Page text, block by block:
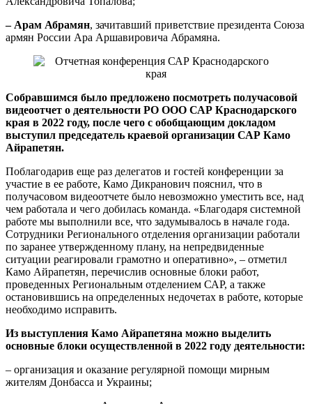
– Арам Абрамян, зачитавший приветствие президента Союза
армян России Ара Аршавировича Абрамяна.
Собравшимся было предложено посмотреть получасовой
видеоотчет о деятельности РО ООО САР Краснодарского
края в 2022 году, после чего с обобщающим докладом
выступил председатель краевой организации САР Камо
Айрапетян.
Поблагодарив еще раз делегатов и гостей конференции за
участие в ее работе, Камо Дикранович пояснил, что в
получасовом видеоотчете было невозможно уместить все, над
чем работала и чего добилась команда. «Благодаря системной
работе мы выполнили все, что задумывалось в начале года.
Сотрудники Регионального отделения организации работали
по заранее утвержденному плану, на непредвиденные
ситуации реагировали грамотно и оперативно», – отметил
Камо Айрапетян, перечислив основные блоки работ,
проведенных Региональным отделением САР, а также
остановившись на определенных недочетах в работе, которые
необходимо исправить.
Из выступления Камо Айрапетяна можно выделить
основные блоки осуществленной в 2022 году деятельности:
– организация и оказание регулярной помощи мирным
жителям Донбасса и Украины;